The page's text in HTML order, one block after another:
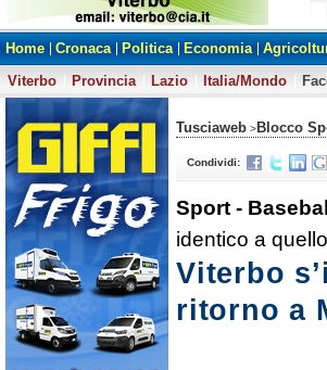
Home Cronaca Politica Economia
Viterbo
Provincia Lazio Italia/Mondo
Tusciaweb >Blocco
Condividi:
Sport -
identico a
Viterbo
ritorno a